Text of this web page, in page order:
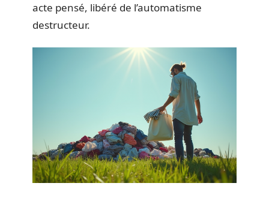
acte pensé, libéré de l’automatisme
destructeur.